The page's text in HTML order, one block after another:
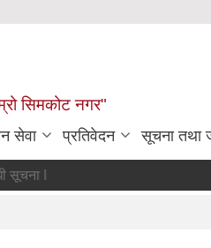
सिमकोट नगर"
सेवा प्रतिवेदन सूचना तथा
सूचना l